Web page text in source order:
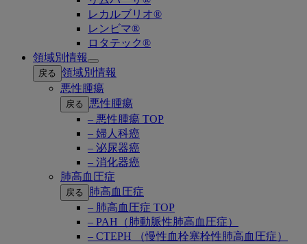
レカルブリオ®
レンビマ®
ロタテック®
領域別情報
Open
submenu
戻る 領域別情報
悪性腫瘍
戻る
悪性腫瘍
– 悪性腫瘍 TOP
– 婦人科癌
– 泌尿器癌
– 消化器癌
肺高血圧症
戻る
肺高血圧症
– 肺高血圧症 TOP
– PAH（肺動脈性肺高血圧症）
– CTEPH （慢性血栓塞栓性肺高血圧症）